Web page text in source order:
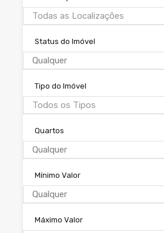
Todas as Localizações
Status do Imóvel
Qualquer
Tipo do Imóvel
Todos os Tipos
Quartos
Qualquer
Mínimo Valor
Qualquer
Máximo Valor